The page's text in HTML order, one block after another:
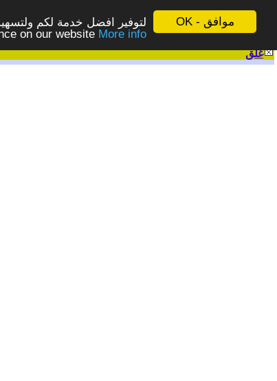
موافق - OK
لتوفير افضل خدمة لكم
on our website More info - المزيد
غلق